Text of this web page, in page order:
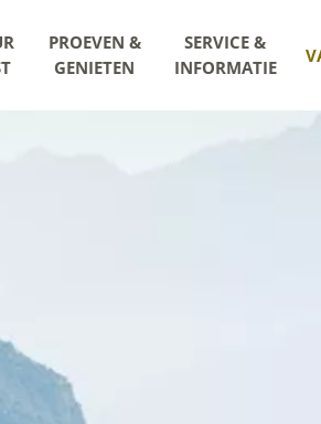
PROEVEN &
GENIETEN
SERVICE &
INFORMATIE